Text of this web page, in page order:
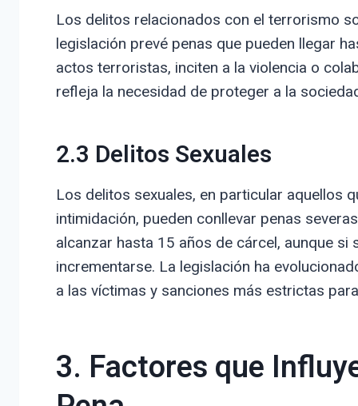
Los delitos relacionados con el terrorismo
legislación prevé penas que pueden llegar
actos terroristas, inciten a la violencia o
refleja la necesidad de proteger a la
2.3 Delitos Sexuales
Los delitos sexuales, en particular aquellos
intimidación, pueden conllevar penas
alcanzar hasta 15 años de cárcel, aunque
incrementarse. La legislación ha
a las víctimas y sanciones más estrictas
3. Factores que